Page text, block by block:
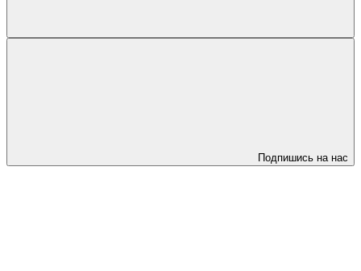
Подпишись на нас